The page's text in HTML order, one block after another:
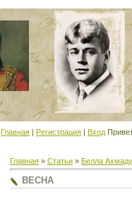
Главная | Регистрация | Вход
Главная » Статьи » Белла
ВЕСНА